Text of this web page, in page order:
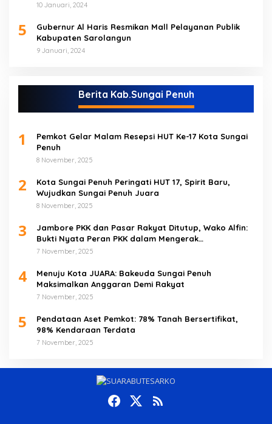
10 Januari, 2024
5
Gubernur Al Haris Resmikan Mall Pelayanan Publik
Kabupaten Sarolangun
9 Januari, 2024
Berita Kab.Sungai Penuh
1
Pemkot Gelar Malam Resepsi HUT Ke-17 Kota Sungai
Penuh
8 November, 2025
2
Kota Sungai Penuh Peringati HUT 17, Spirit Baru,
Wujudkan Sungai Penuh Juara
8 November, 2025
3
Jambore PKK dan Pasar Rakyat Ditutup, Wako Alfin:
Bukti Nyata Peran PKK dalam Mengerak
Perekonomian Masyarakat
7 November, 2025
4
Menuju Kota JUARA: Bakeuda Sungai Penuh
Maksimalkan Anggaran Demi Rakyat
7 November, 2025
5
Pendataan Aset Pemkot: 78% Tanah Bersertifikat,
98% Kendaraan Terdata
7 November, 2025